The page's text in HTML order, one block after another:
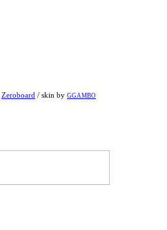
Zeroboard / skin by GGAMBO